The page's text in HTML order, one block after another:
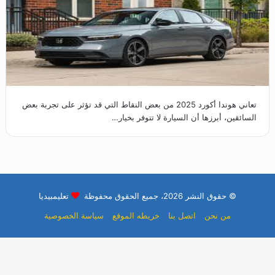
تعاني هوندا أكورد 2025 من بعض النقاط التي قد تؤثر على تجربة بعض
السائقين، أبرزها أن السيارة لا تتوفر بخيار…
© حقوق النشر 2026، جميع الحقوق محفوظة
تعليمبيديا
من نحن
اتصل بنا خريطه الموقع سياسة الخصوصية